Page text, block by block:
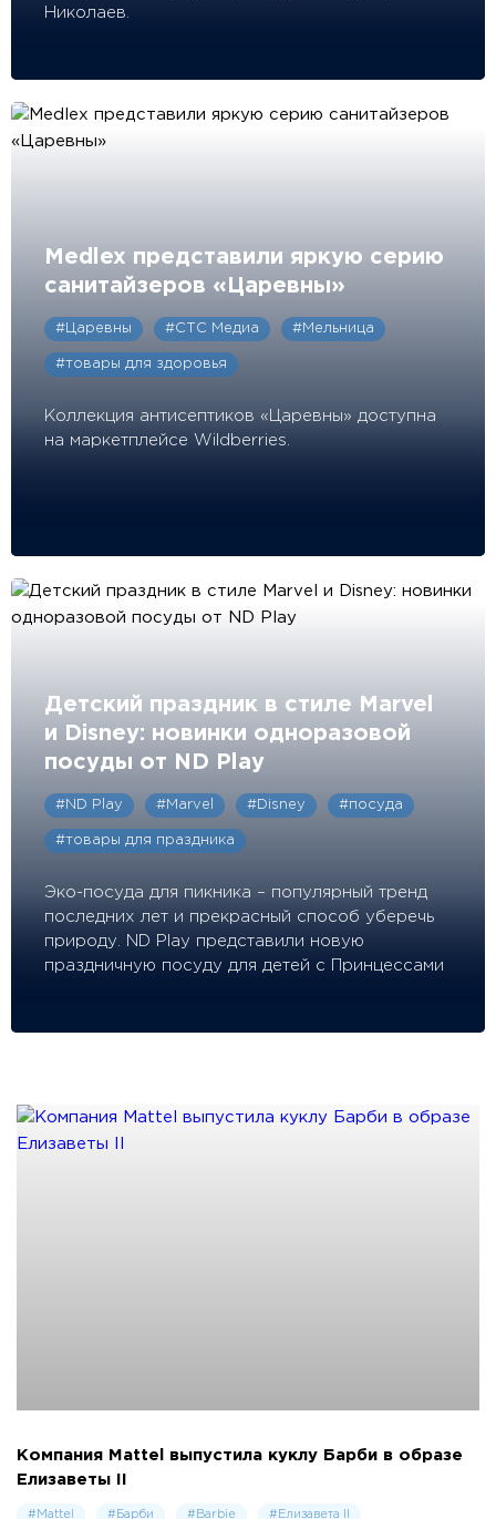
Николаев.
Medlex представили яркую серию
санитайзеров «Царевны»
#Царевны #СТС Медиа #Мельница
#товары для здоровья
Коллекция антисептиков «Царевны» доступна
на маркетплейсе Wildberries.
Детский праздник в стиле Marvel
и Disney: новинки одноразовой
посуды от ND Play
#ND Play #Marvel #Disney #посуда
#товары для праздника
Эко-посуда для пикника – популярный тренд
последних лет и прекрасный способ уберечь
природу. ND Play представили новую
праздничную посуду для детей с Принцессами
Компания Mattel выпустила куклу Барби в образе
Елизаветы II
#Mattel #Барби #Barbie #Елизавета II